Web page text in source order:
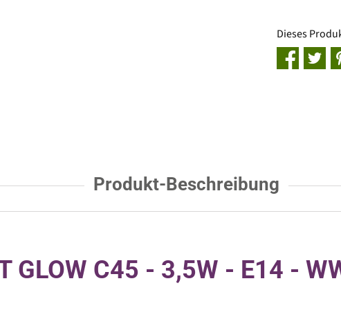
Dieses
Produkt-Beschreibung
GLOW C45 - 3,5W - E14 -